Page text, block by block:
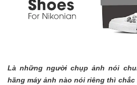
Là những người chụp ảnh nói
hãng máy ảnh nào nói riêng thì